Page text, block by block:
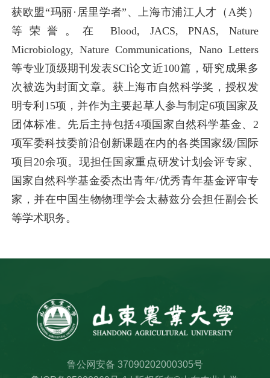
获欧盟“玛丽·居里学者”、上海市浦江人才（A类）
等荣誉。在 Blood, JACS, PNAS, Nature
Microbiology, Nature Communications, Nano Letters
等专业顶级期刊发表SCI论文近100篇，研究成果多
次被选为封面文章。获上海市自然科学奖，授权发
明专利15项，并作为主要起草人参与制定6项国家及
团体标准。先后主持包括4项国家自然科学基金、2
项军委科技委前沿创新课题在内的各类国家级/国际
项目20余项。现担任国家重点研发计划会评专家、
国家自然科学基金委杰出青年/优秀青年基金评审专
家，并在中国生物物理学会太赫兹分会担任副会长
等学术职务。
鲁公网安备 37090202000305号